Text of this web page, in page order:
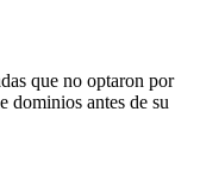
que no optaron por
dominios antes de su